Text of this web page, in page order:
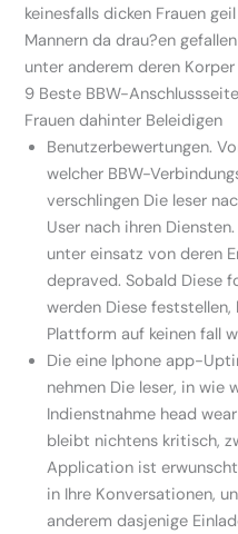
keinesfalls dicken Frauen
Mannern da drau?en
unter anderem deren
9 Beste BBW-
Frauen dahinter Beleidigen
Benutzerbewertungen.
welcher BBW-
verschlingen Die leser
User nach ihren
unter einsatz von deren
depraved. Sobald Diese
werden Diese
Plattform auf keinen fall
Die eine Iphone app-
nehmen Die leser, in wie
Indienstnahme head
bleibt nichtens kritisch,
Application ist
in Ihre Konversationen,
anderem dasjenige